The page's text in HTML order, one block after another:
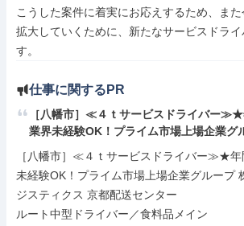
こうした案件に着実にお応えするため、ま
拡大していくために、新たなサービスドラ
す。
仕事に関するPR
［八幡市］≪４ｔサービスドライバー
業界未経験OK！プライム市場上場企業グ
［八幡市］≪４ｔサービスドライバー≫★
未経験OK！プライム市場上場企業グループ
ジスティクス 京都配送センター
ルート中型ドライバー／食料品メイン